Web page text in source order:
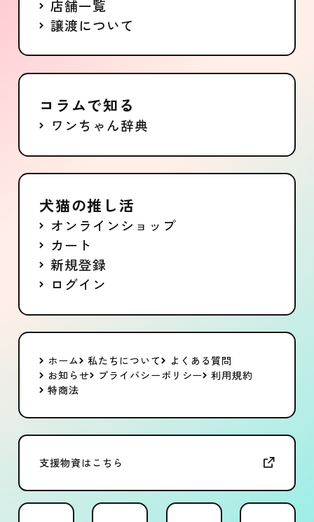
店舗一覧
譲渡について
コラムで知る
ワンちゃん辞典
犬猫の推し活
オンラインショップ
カート
新規登録
ログイン
ホーム 私たちについて
よくある質問
お知らせ
プライバシーポリシー 利用規約
特商法
支援物資はこちら